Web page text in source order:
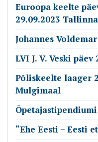
Euroopa keelte
29.09.2023
Johannes
LVI J. V. Veski päev
Põliskeelte laager
Mulgimaal
“Ehe Eesti – Eesti